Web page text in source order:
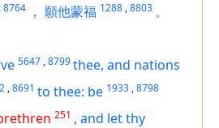
,8764 ， 願他蒙福 1288 ,8803 。
5647 ,8799thee, and nations
,8691 to thee: be 1933 ,8798
251 , and let thy